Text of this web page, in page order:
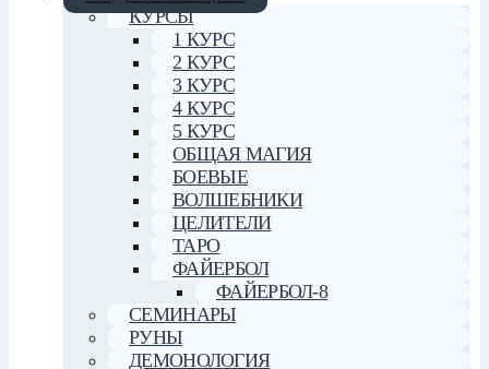
КУРСЫ
1 КУРС
2 КУРС
3 КУРС
4 КУРС
5 КУРС
ОБЩАЯ МАГИЯ
БОЕВЫЕ
ВОЛШЕБНИКИ
ЦЕЛИТЕЛИ
ТАРО
ФАЙЕРБОЛ
ФАЙЕРБОЛ-8
СЕМИНАРЫ
РУНЫ
ДЕМОНОЛОГИЯ